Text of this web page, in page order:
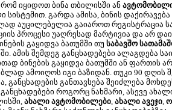
იყიდოთ ბინა თბილისში ან
სისტემით. გარდა ამისა, ბინის
აუცილებელია გაიაროთ რეგისტრაცია
პროცესი უაღრესად მარტივია და არ
გაყიდვა ბათუმში თუ საბავშო
ამის შემდეგ განცხადებები ალაგდება
ბინების გაყიდვა ბათუმში ან ფართის
ამოიღოს იგი ბაზიდან. თუკი 90 დღის
განცხადების განთავსება შეიძლება
როგორც ნახმარი, ასევე
ახალი ავტომობილები, ახალი ავეჯი,